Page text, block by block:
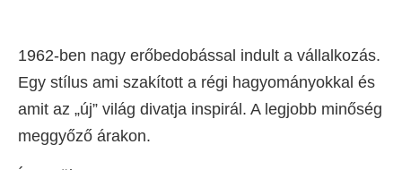
1962-ben nagy erőbedobással indult a vállalkozás.
Egy stílus ami szakított a régi hagyományokkal és
amit az „új” világ divatja inspirál. A legjobb minőség
meggyőző árakon.